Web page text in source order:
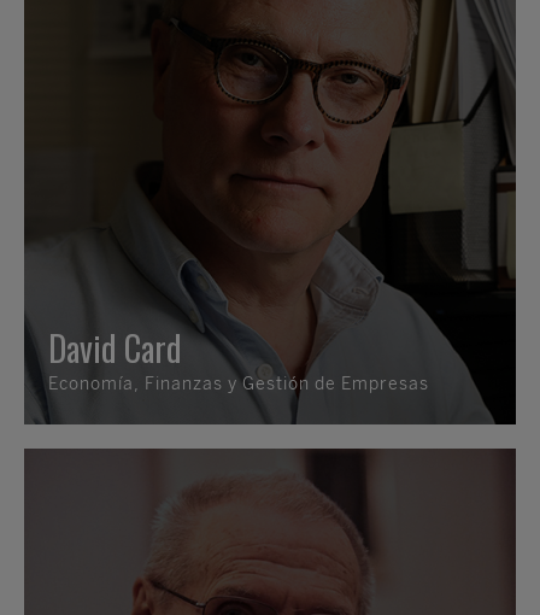
David Card
Economía, Finanzas y Gestión de Empresas